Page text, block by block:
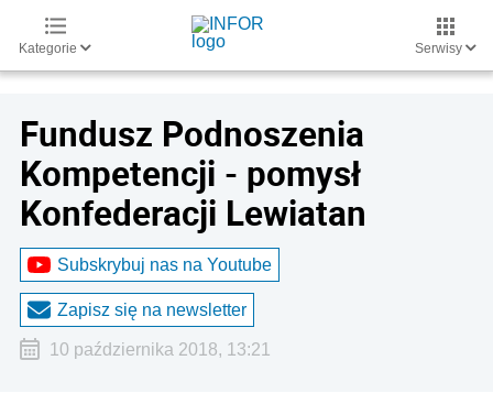
Kategorie Serwisy
Fundusz Podnoszenia
Kompetencji - pomysł
Konfederacji Lewiatan
Subskrybuj nas na Youtube
Zapisz się na newsletter
10 października 2018, 13:21